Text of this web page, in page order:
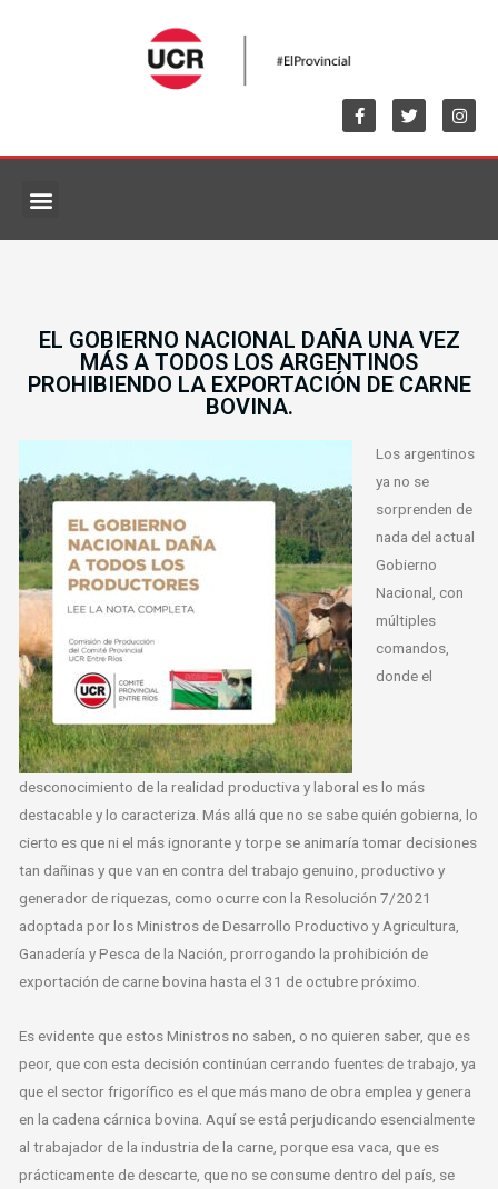
EL GOBIERNO NACIONAL DAÑA UNA VEZ
MÁS A TODOS LOS ARGENTINOS
PROHIBIENDO LA EXPORTACIÓN DE CARNE
BOVINA.
Los argentinos
ya no se
sorprenden de
nada del actual
Gobierno
Nacional, con
múltiples
comandos,
donde el
desconocimiento de la realidad productiva y laboral es lo más
destacable y lo caracteriza. Más allá que no se sabe quién gobierna, lo
cierto es que ni el más ignorante y torpe se animaría tomar decisiones
tan dañinas y que van en contra del trabajo genuino, productivo y
generador de riquezas, como ocurre con la Resolución 7/2021
adoptada por los Ministros de Desarrollo Productivo y Agricultura,
Ganadería y Pesca de la Nación, prorrogando la prohibición de
exportación de carne bovina hasta el 31 de octubre próximo.
Es evidente que estos Ministros no saben, o no quieren saber, que es
peor, que con esta decisión continúan cerrando fuentes de trabajo, ya
que el sector frigorífico es el que más mano de obra emplea y genera
en la cadena cárnica bovina. Aquí se está perjudicando esencialmente
al trabajador de la industria de la carne, porque esa vaca, que es
prácticamente de descarte, que no se consume dentro del país, se